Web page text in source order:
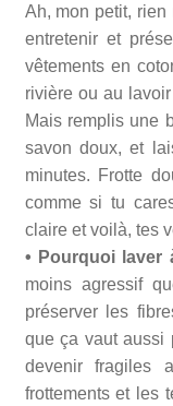
Ah, mon petit,
entretenir et
vêtements en
rivière ou au
Mais remplis une
savon doux, et
minutes. Frotte
comme si tu
claire et voilà, tes
• Pourquoi laver
moins agressif
préserver les
que ça vaut
devenir fragiles
frottements et les